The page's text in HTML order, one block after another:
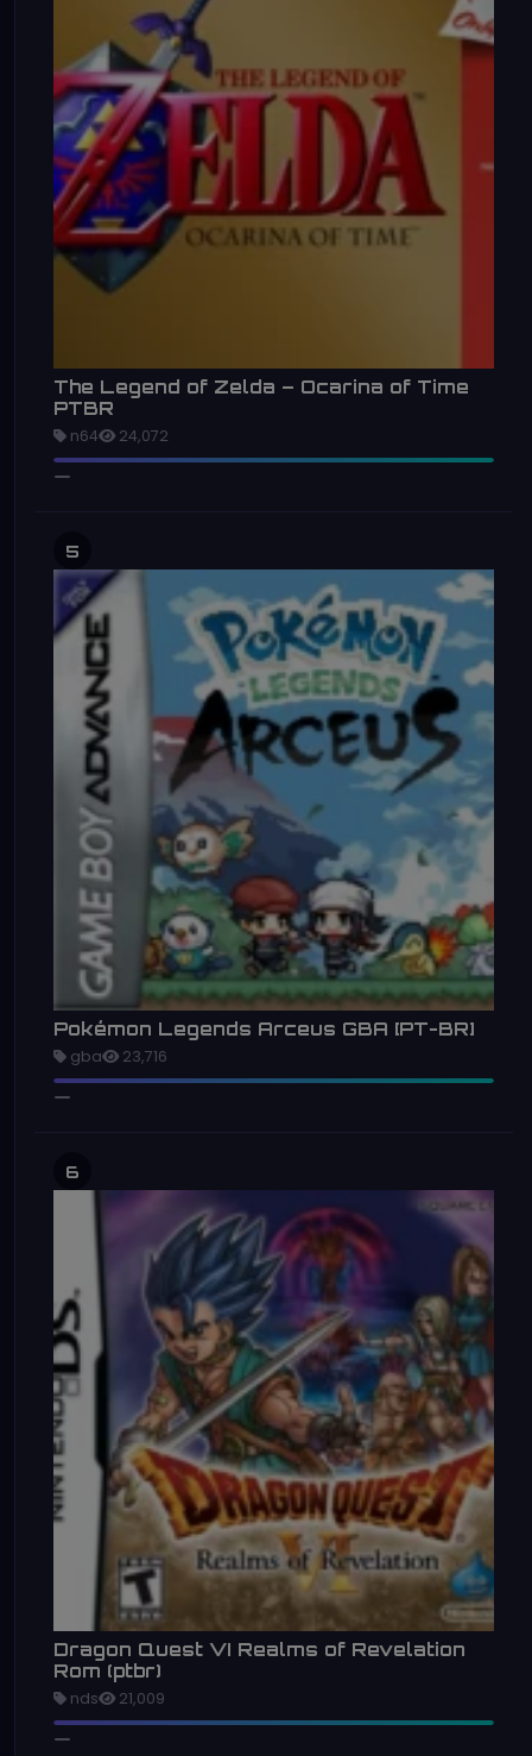
The Legend of Zelda – Ocarina of Time
PTBR
n64 24,072
5
Pokémon Legends Arceus GBA [PT-BR]
gba 23,716
6
Dragon Quest VI Realms of Revelation
Rom (ptbr)
nds 21,009